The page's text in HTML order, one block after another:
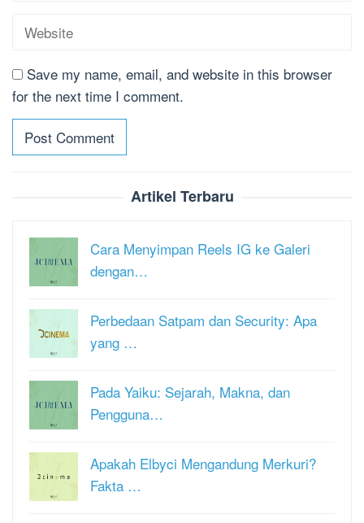
Save my name, email, and website in this browser
for the next time I comment.
Artikel Terbaru
Cara Menyimpan Reels IG ke Galeri
dengan…
Perbedaan Satpam dan Security: Apa
yang …
Pada Yaiku: Sejarah, Makna, dan
Pengguna…
Apakah Elbyci Mengandung Merkuri?
Fakta …